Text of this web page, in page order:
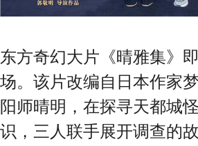
东方奇幻大片《晴雅集》
场。该片改编自日本作家
阳师晴明，在探寻天都城
识，三人联手展开调查的